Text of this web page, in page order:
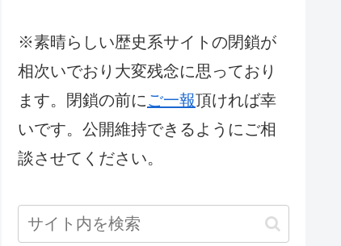
※素晴らしい歴史系サイトの閉鎖が
相次いでおり大変残念に思っており
ます。閉鎖の前にご一報頂ければ幸
いです。公開維持できるようにご相
談させてください。